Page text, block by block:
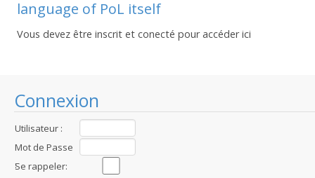
Connexion
Utilisateur :
Mot de Passe
:Se rappeler:
language of PoL itself
Vous devez être inscrit et conecté pour accéder ici